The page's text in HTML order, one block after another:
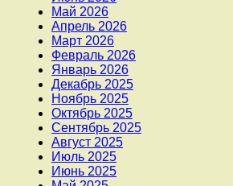
Май 2026
Апрель 2026
Март 2026
Февраль 2026
Январь 2026
Декабрь 2025
Ноябрь 2025
Октябрь 2025
Сентябрь 2025
Август 2025
Июль 2025
Июнь 2025